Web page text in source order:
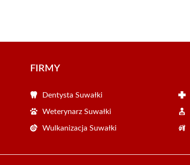
FIRMY
Dentysta Suwałki
Weterynarz Suwałki
Wulkanizacja Suwałki